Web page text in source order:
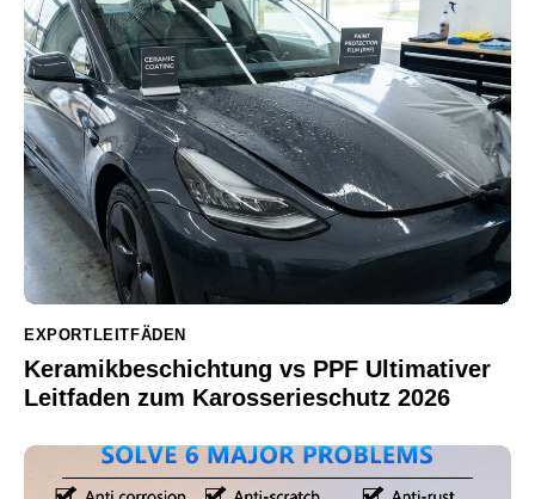
EXPORTLEITFÄDEN
Keramikbeschichtung vs PPF Ultimativer
Leitfaden zum Karosserieschutz 2026